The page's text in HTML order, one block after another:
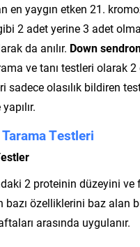
en yaygın etken 21.
2 adet yerine 3 adet
da anılır. Down
ve tanı testleri olarak 2
sadece olasılık bildiren
Testleri
2 proteinin düzeyini ve
bazı özelliklerini baz alan
arasında uygulanır.